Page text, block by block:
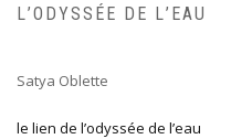
L’ODYSSÉE DE L’EAU
Satya Oblette
le lien de l’odyssée de l’eau